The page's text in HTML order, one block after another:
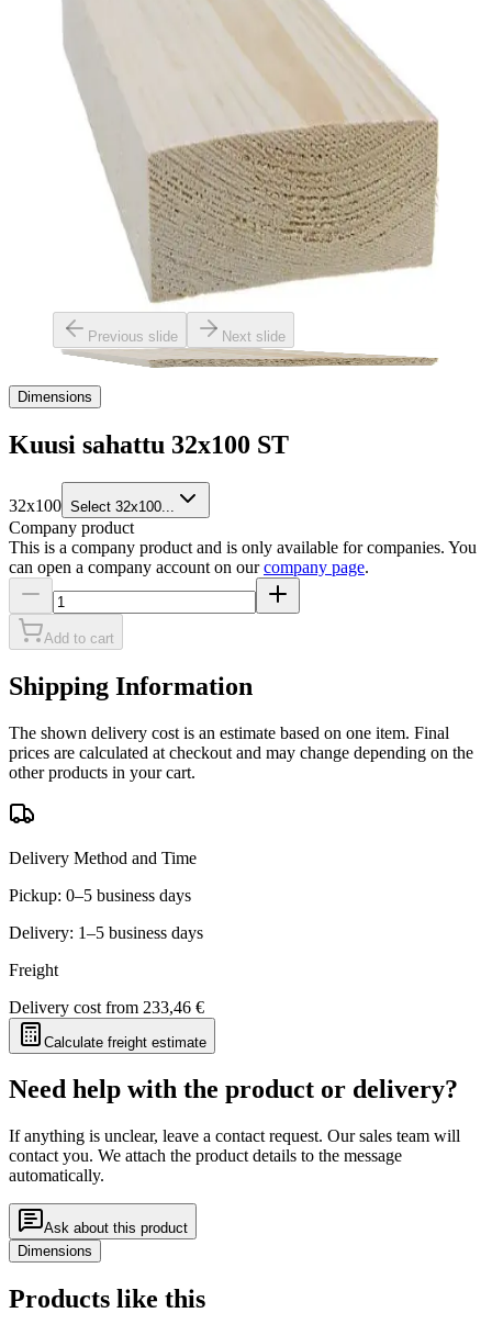
Previous slide Next slide
Dimensions
Kuusi sahattu 32x100 ST
32x100 Select 32x100...
Company product
This is a company product and is only available for companies. You
can open a company account on ourcompany page.
Add to cart
Shipping Information
The shown delivery cost is an estimate based on one item. Final
prices are calculated at checkout and may change depending on the
other products in your cart.
Delivery Method and Time
Pickup: 0–5 business days
Delivery: 1–5 business days
Freight
Delivery cost from 233,46 €
Calculate freight estimate
Need help with the product or delivery?
If anything is unclear, leave a contact request. Our sales team will
contact you. We attach the product details to the message
automatically.
Ask about this product
Dimensions
Products like this